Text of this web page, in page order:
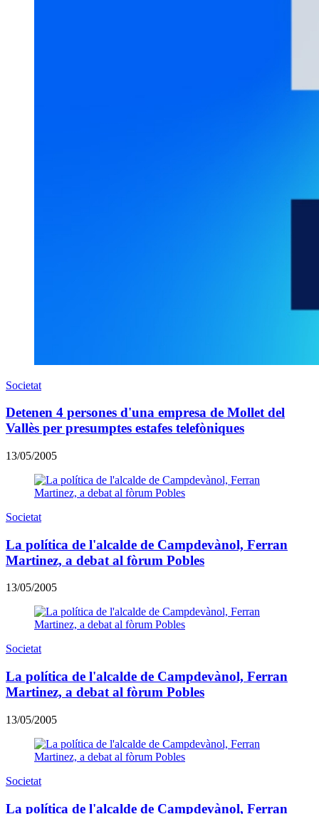
Societat
Detenen 4 persones d'una empresa de Mollet del
Vallès per presumptes estafes telefòniques
13/05/2005
Societat
La política de l'alcalde de Campdevànol, Ferran
Martinez, a debat al fòrum Pobles
13/05/2005
Societat
La política de l'alcalde de Campdevànol, Ferran
Martinez, a debat al fòrum Pobles
13/05/2005
Societat
La política de l'alcalde de Campdevànol, Ferran